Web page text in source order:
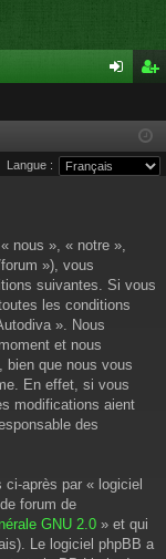
cri
pti
Langue :
nous », « notre »,
»), vous
suivantes. Si vous
les conditions
». Nous
et nous
bien que nous vous
En effet, si vous
modifications aient
des
ci-après par « logiciel
forum de
GNU 2.0 » et qui
Le logiciel phpBB a